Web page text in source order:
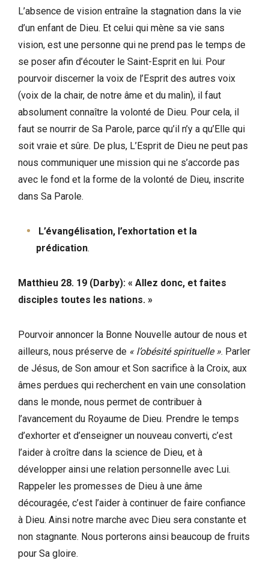
L’absence de vision entraîne la stagnation dans la vie
d’un enfant de Dieu. Et celui qui mène sa vie sans
vision, est une personne qui ne prend pas le temps de
se poser afin d’écouter le Saint-Esprit en lui. Pour
pourvoir discerner la voix de l’Esprit des autres voix
(voix de la chair, de notre âme et du malin), il faut
absolument connaître la volonté de Dieu. Pour cela, il
faut se nourrir de Sa Parole, parce qu’il n’y a qu’Elle qui
soit vraie et sûre. De plus, L’Esprit de Dieu ne peut pas
nous communiquer une mission qui ne s’accorde pas
avec le fond et la forme de la volonté de Dieu, inscrite
dans Sa Parole.
L’évangélisation, l’exhortation et la
prédication.
Matthieu 28. 19 (Darby): « Allez donc, et faites
disciples toutes les nations. »
Pourvoir annoncer la Bonne Nouvelle autour de nous et
ailleurs, nous préserve de « l’obésité spirituelle ». Parler
de Jésus, de Son amour et Son sacrifice à la Croix, aux
âmes perdues qui recherchent en vain une consolation
dans le monde, nous permet de contribuer à
l’avancement du Royaume de Dieu. Prendre le temps
d’exhorter et d’enseigner un nouveau converti, c’est
l’aider à croître dans la science de Dieu, et à
développer ainsi une relation personnelle avec Lui.
Rappeler les promesses de Dieu à une âme
découragée, c’est l’aider à continuer de faire confiance
à Dieu. Ainsi notre marche avec Dieu sera constante et
non stagnante. Nous porterons ainsi beaucoup de fruits
pour Sa gloire.